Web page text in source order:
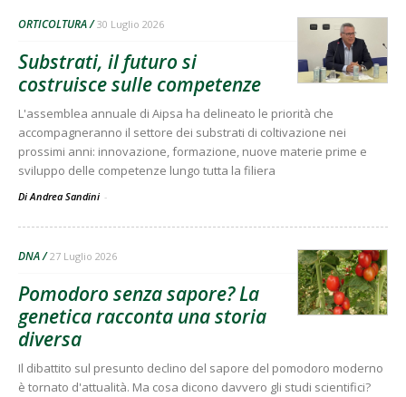
ORTICOLTURA 30 Luglio 2026
Substrati, il futuro si
costruisce sulle competenze
L'assemblea annuale di Aipsa ha delineato le priorità che
accompagneranno il settore dei substrati di coltivazione nei
prossimi anni: innovazione, formazione, nuove materie prime e
sviluppo delle competenze lungo tutta la filiera
Di Andrea Sandini -
DNA 27 Luglio 2026
Pomodoro senza sapore? La
genetica racconta una storia
diversa
Il dibattito sul presunto declino del sapore del pomodoro moderno
è tornato d'attualità. Ma cosa dicono davvero gli studi scientifici?